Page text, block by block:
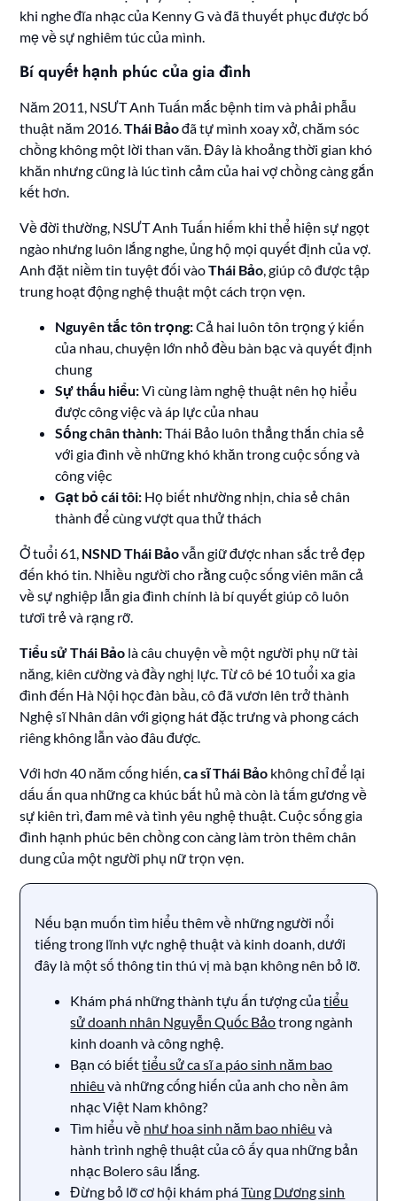
khi nghe đĩa nhạc của Kenny G và đã thuyết phục được bố
mẹ về sự nghiêm túc của mình.
Bí quyết hạnh phúc của gia đình
Năm 2011, NSƯT Anh Tuấn mắc bệnh tim và phải phẫu
thuật năm 2016.Thái Bảođã tự mình xoay xở, chăm sóc
chồng không một lời than vãn. Đây là khoảng thời gian khó
khăn nhưng cũng là lúc tình cảm của hai vợ chồng càng gắn
kết hơn.
Về đời thường, NSƯT Anh Tuấn hiếm khi thể hiện sự ngọt
ngào nhưng luôn lắng nghe, ủng hộ mọi quyết định của vợ.
Anh đặt niềm tin tuyệt đối vàoThái Bảo , giúp cô được tập
trung hoạt động nghệ thuật một cách trọn vẹn.
Nguyên tắc tôn trọng:Cả hai luôn tôn trọng ý kiến
của nhau, chuyện lớn nhỏ đều bàn bạc và quyết định
chung
Sự thấu hiểu:Vì cùng làm nghệ thuật nên họ hiểu
được công việc và áp lực của nhau
Sống chân thành:Thái Bảo luôn thẳng thắn chia sẻ
với gia đình về những khó khăn trong cuộc sống và
công việc
Gạt bỏ cái tôi: Họ biết nhường nhịn, chia sẻ chân
thành để cùng vượt qua thử thách
Ở tuổi 61, NSND Thái Bảovẫn giữ được nhan sắc trẻ đẹp
đến khó tin. Nhiều người cho rằng cuộc sống viên mãn cả
về sự nghiệp lẫn gia đình chính là bí quyết giúp cô luôn
tươi trẻ và rạng rỡ.
Tiểu sử Thái Bảo là câu chuyện về một người phụ nữ tài
năng, kiên cường và đầy nghị lực. Từ cô bé 10 tuổi xa gia
đình đến Hà Nội học đàn bầu, cô đã vươn lên trở thành
Nghệ sĩ Nhân dân với giọng hát đặc trưng và phong cách
riêng không lẫn vào đâu được.
Với hơn 40 năm cống hiến,ca sĩ Thái Bảo không chỉ để lại
dấu ấn qua những ca khúc bất hủ mà còn là tấm gương về
sự kiên trì, đam mê và tình yêu nghệ thuật. Cuộc sống gia
đình hạnh phúc bên chồng con càng làm tròn thêm chân
dung của một người phụ nữ trọn vẹn.
Nếu bạn muốn tìm hiểu thêm về những người nổi
tiếng trong lĩnh vực nghệ thuật và kinh doanh, dưới
đây là một số thông tin thú vị mà bạn không nên bỏ lỡ.
Khám phá những thành tựu ấn tượng củatiểu
sử doanh nhân Nguyễn Quốc Bảotrong ngành
kinh doanh và công nghệ.
Bạn có biếttiểu sử ca sĩ a páo sinh năm bao
nhiêu và những cống hiến của anh cho nền âm
nhạc Việt Nam không?
Tìm hiểu về như hoa sinh năm bao nhiêu và
hành trình nghệ thuật của cô ấy qua những bản
nhạc Bolero sâu lắng.
Đừng bỏ lỡ cơ hội khám pháTùng Dương sinh